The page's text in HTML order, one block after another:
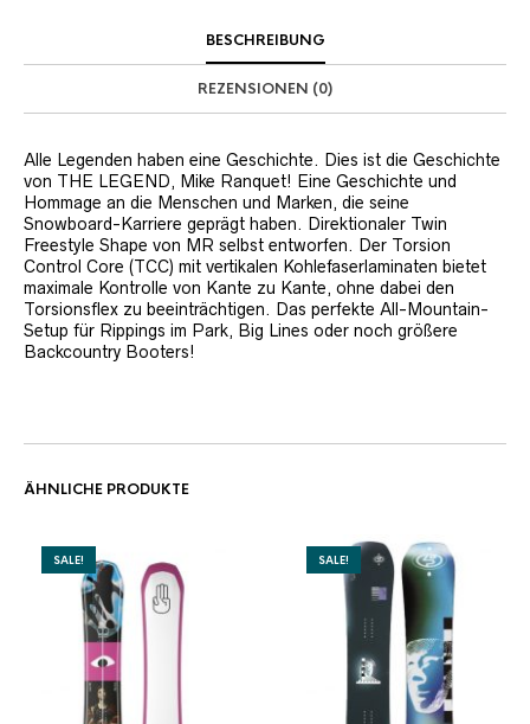
BESCHREIBUNG
REZENSIONEN (0)
Alle Legenden haben eine Geschichte. Dies ist die Geschichte
von THE LEGEND, Mike Ranquet! Eine Geschichte und
Hommage an die Menschen und Marken, die seine
Snowboard-Karriere geprägt haben. Direktionaler Twin
Freestyle Shape von MR selbst entworfen. Der Torsion
Control Core (TCC) mit vertikalen Kohlefaserlaminaten bietet
maximale Kontrolle von Kante zu Kante, ohne dabei den
Torsionsflex zu beeinträchtigen. Das perfekte All-Mountain-
Setup für Rippings im Park, Big Lines oder noch größere
Backcountry Booters!
ÄHNLICHE PRODUKTE
SALE! SALE!